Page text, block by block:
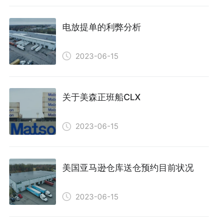
电放提单的利弊分析
2023-06-15
关于美森正班船CLX
2023-06-15
美国亚马逊仓库送仓预约目前状况
2023-06-15